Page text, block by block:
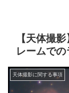
【天体撮
レームで
天体撮影に関する事項